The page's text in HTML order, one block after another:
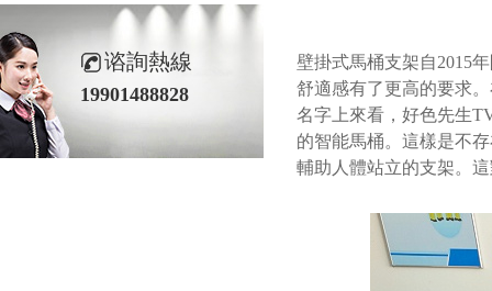
壁掛式馬桶支架自2015
舒適感有了更高的要求
名字上來看，好色先生
的智能馬桶。這樣是不
輔助人體站立的支架。
谘詢熱線
19901488828